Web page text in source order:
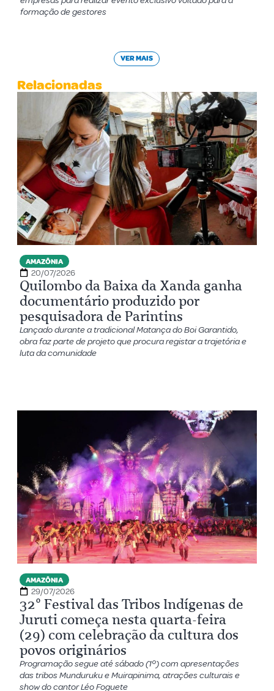
formação de gestores
VER MAIS
Relacionadas
AMAZÔNIA
20/07/2026
Quilombo da Baixa da Xanda ganha
documentário produzido por
pesquisadora de Parintins
Lançado durante a tradicional Matança do Boi Garantido,
obra faz parte de projeto que procura registar a trajetória e
luta da comunidade
AMAZÔNIA
29/07/2026
32º Festival das Tribos Indígenas de
Juruti começa nesta quarta-feira
(29) com celebração da cultura dos
povos originários
Programação segue até sábado (1º) com apresentações
das tribos Munduruku e Muirapinima, atrações culturais e
show do cantor Léo Foguete